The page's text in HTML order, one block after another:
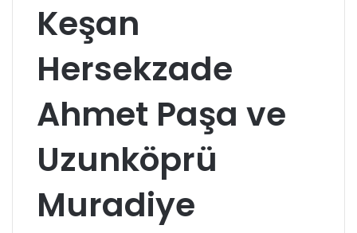
Keşan
Hersekzade
Ahmet Paşa ve
Uzunköprü
Muradiye